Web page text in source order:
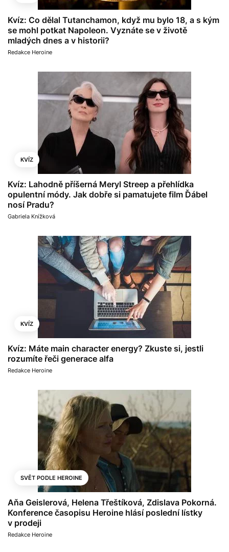
Kvíz: Co dělal Tutanchamon, když mu bylo 18, a s kým
se mohl potkat Napoleon. Vyznáte se v životě
mladých dnes a v historii?
Redakce Heroine
KVÍZ
Kvíz: Lahodně příšerná Meryl Streep a přehlídka
opulentní módy. Jak dobře si pamatujete film Ďábel
nosí Pradu?
Gabriela Knížková
KVÍZ
Kvíz: Máte main character energy? Zkuste si, jestli
rozumíte řeči generace alfa
Redakce Heroine
SVĚT PODLE HEROINE
Aňa Geislerová, Helena Třeštíková, Zdislava Pokorná.
Konference časopisu Heroine hlásí poslední lístky
v prodeji
Redakce Heroine